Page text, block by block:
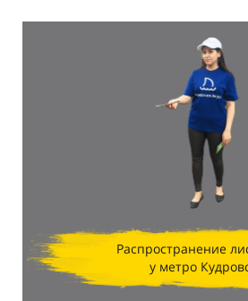
Распространение
у метро